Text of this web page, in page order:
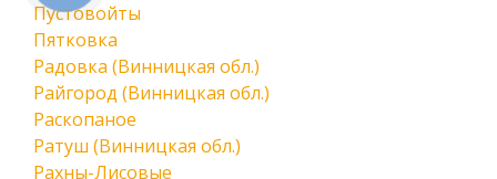
Пустовойты
Пятковка
Радовка (Винницкая обл.)
Райгород (Винницкая обл.)
Раскопаное
Ратуш (Винницкая обл.)
Рахны-Лисовые